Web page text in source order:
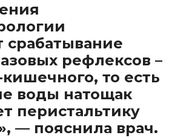
срабатывание
рефлексов –
то есть
воды натощак
перистальтику
— пояснила врач.